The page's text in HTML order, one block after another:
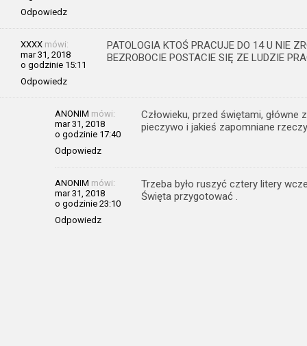
Odpowiedz
XXXX mówi:
mar 31, 2018
o godzinie 15:11
Odpowiedz
PATOLOGIA KTOŚ PRACUJE DO 14 U NIE
BEZROBOCIE POSTACIE SIĘ ZE LUDZIE
ANONIM mówi:
mar 31, 2018
o godzinie 17:40
Odpowiedz
Człowieku, przed świętami,
pieczywo i jakieś zapomniane
ANONIM mówi:
mar 31, 2018
o godzinie 23:10
Odpowiedz
Trzeba było ruszyć cztery litery
Święta przygotować .